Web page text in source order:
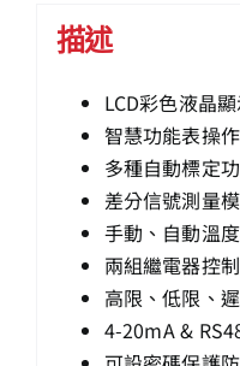
描述
LCD彩色液晶
智慧功能表操作
多種自動標定
差分信號測量
手動、自動溫
兩組繼電器控
高限、低限、
4-20mA &